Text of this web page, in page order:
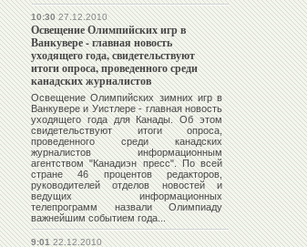
10:3027.12.2010
Освещение Олимпийских игр в
Ванкувере - главная новость
уходящего года, свидетельствуют
итоги опроса, проведенного среди
канадских журналистов
Освещение Олимпийских зимних игр в
Ванкувере и Уистлере - главная новость
уходящего года для Канады. Об этом
свидетельствуют итоги опроса,
проведенного среди канадских
журналистов информационным
агентством "Канадиэн пресс". По всей
стране 46 процентов редакторов,
руководителей отделов новостей и
ведущих информационных
телепрограмм назвали Олимпиаду
важнейшим событием года...
9:0122.12.2010